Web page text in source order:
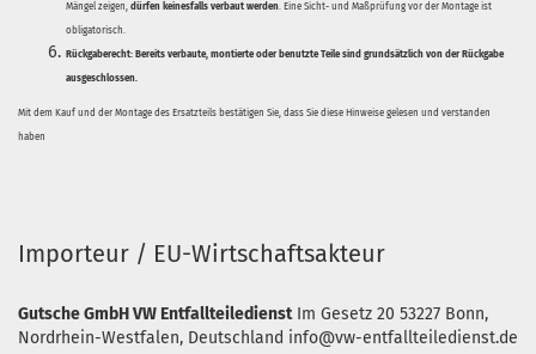
Mängel zeigen, dürfen keinesfalls verbaut werden. Eine Sicht- und Maßprüfung vor der Montage ist
obligatorisch.
Rückgaberecht: Bereits verbaute, montierte oder benutzte Teile sind grundsätzlich von der Rückgabe
ausgeschlossen.
Mit dem Kauf und der Montage des Ersatzteils bestätigen Sie, dass Sie diese Hinweise gelesen und verstanden
haben
Importeur / EU-Wirtschaftsakteur
Gutsche GmbH VW Entfallteiledienst Im Gesetz 20 53227 Bonn,
Nordrhein-Westfalen, Deutschland info@vw-entfallteiledienst.de